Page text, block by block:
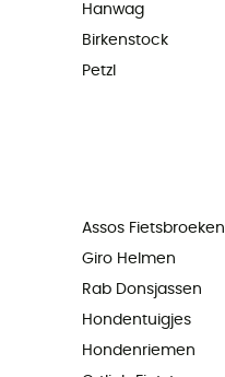
Hanwag
Birkenstock
Petzl
Assos Fietsbroeken
Giro Helmen
Rab Donsjassen
Hondentuigjes
Hondenriemen